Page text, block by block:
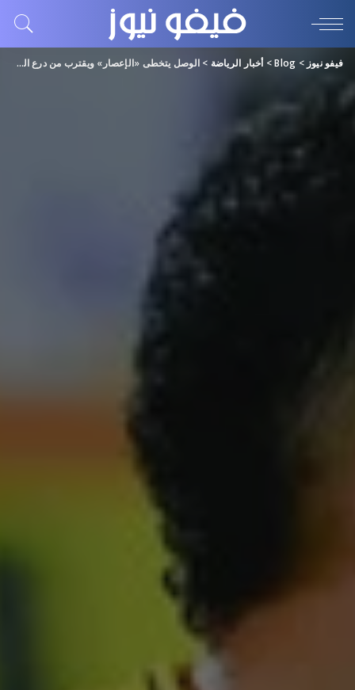
فيفو نيوز >
Blog
> أخبار الرياضة > الوصل يتخطى «الإعصار» ويقترب من درع الدوري